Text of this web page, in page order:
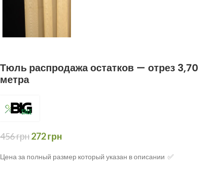
Тюль распродажа остатков — отрез 3,70
метра
456грн272грн
Цена за полный размер который указан в описании ✅